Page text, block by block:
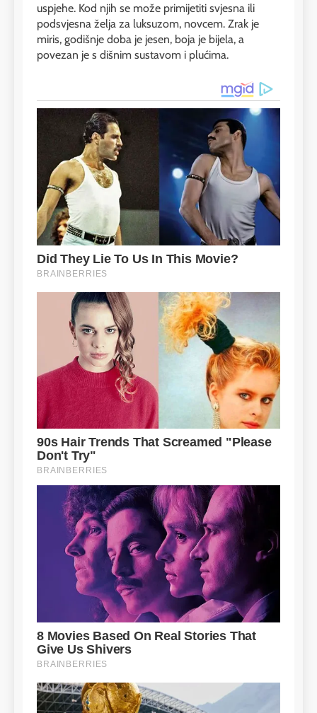
uspjehe. Kod njih se može primijetiti svjesna ili
podsvjesna želja za luksuzom, novcem. Zrak je
miris, godišnje doba je jesen, boja je bijela, a
povezan je s dišnim sustavom i plućima.